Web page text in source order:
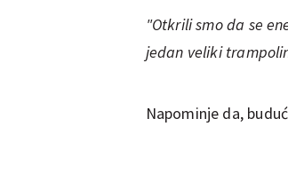
"Otkrili smo da se
jedan veliki
Napominje da,